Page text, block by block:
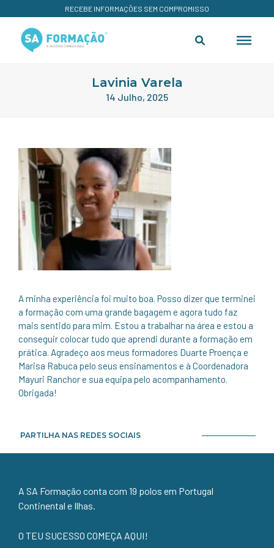
RECEBE INFORMAÇÕES SEM COMPROMISSO
Lavinia Varela
14 Julho, 2025
A minha experiência foi muito boa. Posso dizer que terminei
a formação com uma grande bagagem e agora tudo faz
mais sentido para mim. Estou a trabalhar na área e estou a
conseguir colocar tudo que aprendi durante a formação em
prática. Agradeço aos meus formadores Duarte Proença e
Marisa Rabuca pelo seus ensinamentos e à Coordenadora
Mayuri Ranchor e sua equipa pelo acompanhamento.
Obrigada!
PARTILHA NAS REDES SOCIAIS
A SA Formação conta com 19 polos em Portugal
Continental e Ilhas.
O TEU SUCESSO COMEÇA AQUI!